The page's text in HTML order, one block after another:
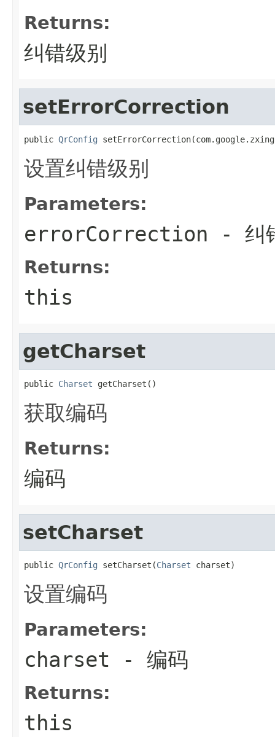
Returns:
纠错级别
setErrorCorrection
public QrConfig
设置纠错级别
Parameters:
errorCorrection - 纠
Returns:
this
getCharset
public Charset getCharset()
获取编码
Returns:
编码
setCharset
public QrConfig setCharset(Charset charset)
设置编码
Parameters:
charset - 编码
Returns:
this